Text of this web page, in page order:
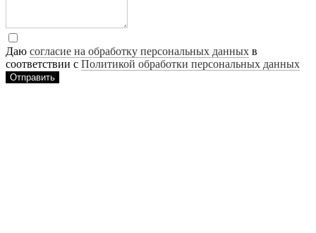
Даю согласие на обработку персональных данных в
соответствии с Политикой обработки персональных данных
Отправить